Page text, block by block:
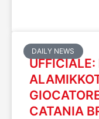
DAILY NEWS
UFFICIALE:
CATANIA